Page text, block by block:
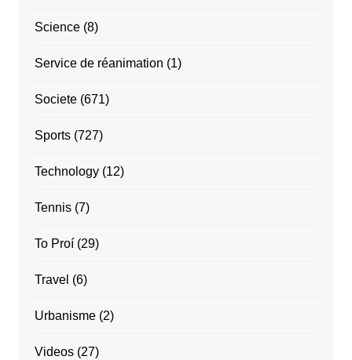
Science(8)
Service de réanimation (1)
Societe(671)
Sports(727)
Technology(12)
Tennis(7)
To Proí(29)
Travel (6)
Urbanisme(2)
Videos(27)